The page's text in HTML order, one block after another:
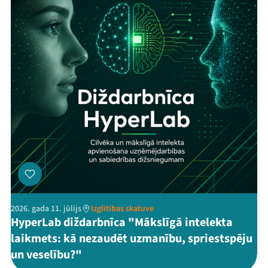
2026. gada 11. jūlijs Izglītības skatuve
HyperLab diždarbnīca "Mākslīgā intelekta
laikmets: kā nezaudēt uzmanību, spriestspēju
un veselību?"